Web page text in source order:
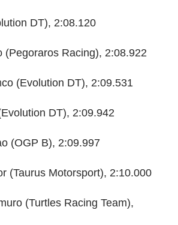
DT), 2:08.120
(Pegoraros Racing), 2:08.922
(Evolution DT), 2:09.531
DT), 2:09.942
(OGP B), 2:09.997
(Taurus Motorsport), 2:10.000
(Turtles Racing Team),